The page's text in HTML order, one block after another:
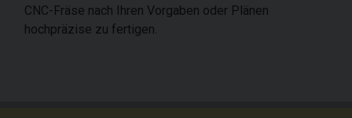
CNC-Fräse nach Ihren Vorgaben oder Plänen
hochpräzise zu fertigen.